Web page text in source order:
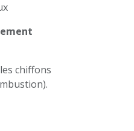
chiffons